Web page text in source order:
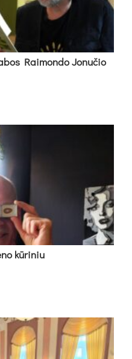
Rai­mon­do Jo­nu­čio
kū­ri­niu